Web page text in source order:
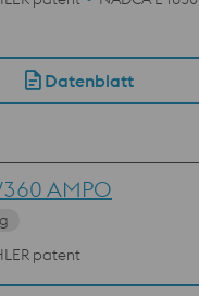
Datenblatt
AMPO
patent